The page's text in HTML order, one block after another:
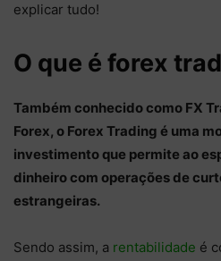
explicar tudo!
O que é forex
Também conhecido como FX
Forex, o Forex Trading é uma
investimento que permite ao
dinheiro com operações de
estrangeiras.
Sendo assim, a rentabilidade é